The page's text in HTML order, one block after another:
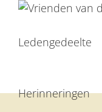
inhoudLedengedeelte
Herinneringen